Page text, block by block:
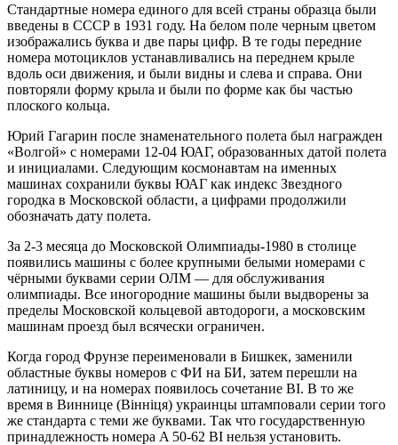
Стандартные номера единого для всей страны образца были
введены в СССР в 1931 году. На белом поле черным цветом
изображались буква и две пары цифр. В те годы передние
номера мотоциклов устанавливались на переднем крыле
вдоль оси движения, и были видны и слева и справа. Они
повторяли форму крыла и были по форме как бы частью
плоского кольца.
Юрий Гагарин после знаменательного полета был награжден
«Волгой» с номерами 12-04 ЮАГ, образованных датой полета
и инициалами. Следующим космонавтам на именных
машинах сохранили буквы ЮАГ как индекс Звездного
городка в Московской области, а цифрами продолжили
обозначать дату полета.
За 2-3 месяца до Московской Олимпиады-1980 в столице
появились машины с более крупными белыми номерами с
чёрными буквами серии ОЛМ — для обслуживания
олимпиады. Все иногородние машины были выдворены за
пределы Московской кольцевой автодороги, а московским
машинам проезд был всячески ограничен.
Когда город Фрунзе переименовали в Бишкек, заменили
областные буквы номеров с ФИ на БИ, затем перешли на
латиницу, и на номерах появилось сочетание BI. В то же
время в Виннице (Вiннiця) украинцы штамповали серии того
же стандарта с теми же буквами. Так что государственную
принадлежность номера A 50-62 BI нельзя установить.